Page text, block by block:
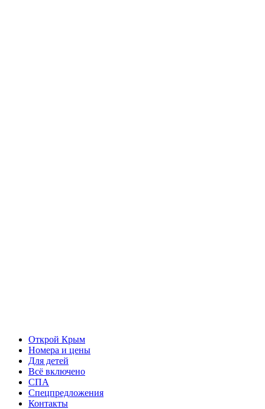
Открой Крым
Номера и цены
Для детей
Всё включено
СПА
Спецпредложения
Контакты